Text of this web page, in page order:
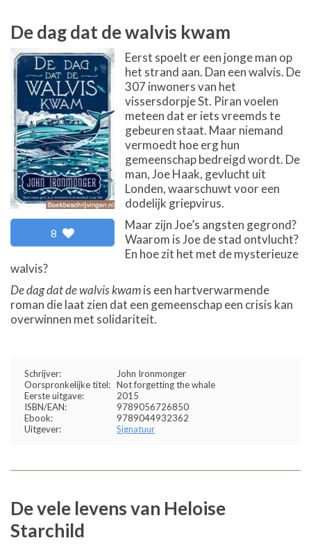
De dag dat de walvis kwam
8
Eerst spoelt er een jonge man op
het strand aan. Dan een walvis. De
307 inwoners van het
vissersdorpje St. Piran voelen
meteen dat er iets vreemds te
gebeuren staat. Maar niemand
vermoedt hoe erg hun
gemeenschap bedreigd wordt. De
man, Joe Haak, gevlucht uit
Londen, waarschuwt voor een
dodelijk griepvirus.
Maar zijn Joe’s angsten gegrond?
Waarom is Joe de stad ontvlucht?
En hoe zit het met de mysterieuze
walvis?
De dag dat de walvis kwamis een hartverwarmende
roman die laat zien dat een gemeenschap een crisis kan
overwinnen met solidariteit.
Schrijver:
John Ironmonger
Oorspronkelijke titel: Not forgetting the whale
Eerste uitgave:
2015
ISBN/EAN:
9789056726850
Ebook:
9789044932362
Uitgever:
Signatuur
De vele levens van Heloise
Starchild